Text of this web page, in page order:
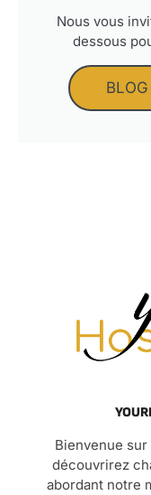
Nous vous
dessous
Bienvenue
découvrirez
abordant notre